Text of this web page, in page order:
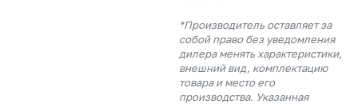
*Производитель оставляет за
собой право без уведомления
дилера менять характеристики,
внешний вид, комплектацию
товара и место его
производства. Указанная